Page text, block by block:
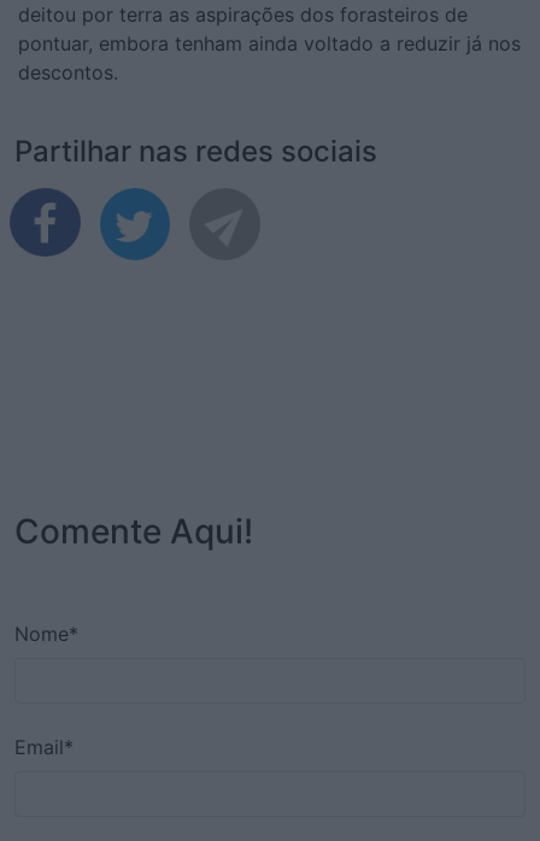
deitou por terra as aspirações dos forasteiros de
pontuar, embora tenham ainda voltado a reduzir já nos
descontos.
Partilhar nas redes sociais
Comente Aqui!
Nome*
Email*